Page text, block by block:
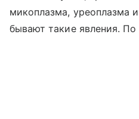
микоплазма, уреоплазма
бывают такие явления. По